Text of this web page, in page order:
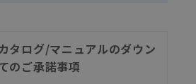
タログ/マニュアルのダウン
のご承諾事項